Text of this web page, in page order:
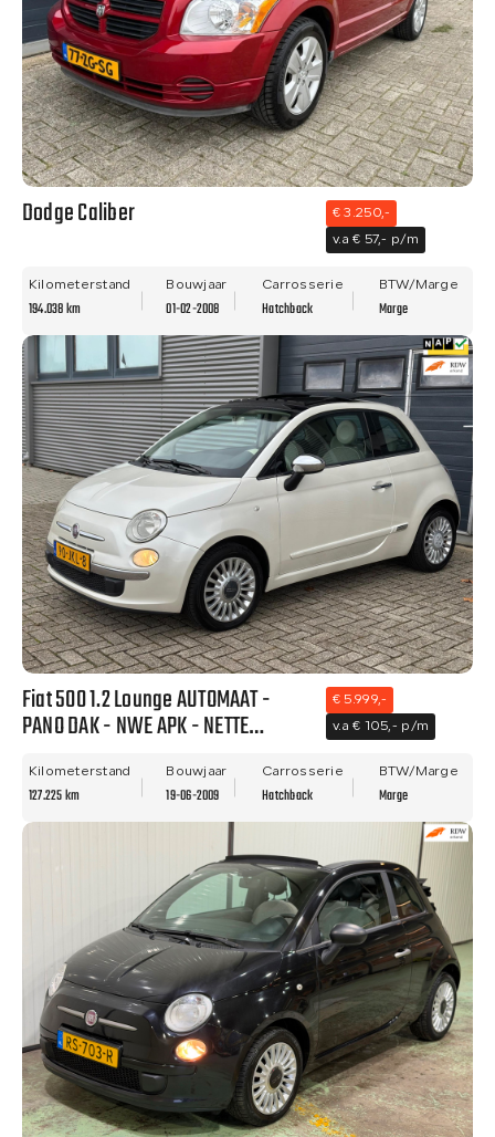
Dodge Caliber
€ 3.250,-
v.a € 57,- p/m
Kilometerstand
194.038 km
Bouwjaar
01-02-2008
Carrosserie
Hatchback
BTW/Marge
Marge
Fiat 500 1.2 Lounge AUTOMAAT -
PANO DAK - NWE APK - NETTE
€ 5.999,-
v.a € 105,- p/m
Kilometerstand
127.225 km
Bouwjaar
19-06-2009
Carrosserie
Hatchback
BTW/Marge
Marge